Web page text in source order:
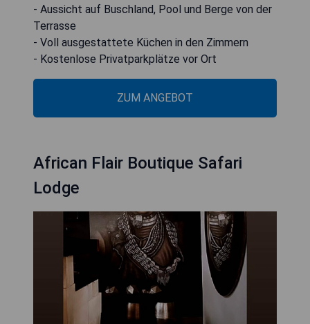
- Aussicht auf Buschland, Pool und Berge von der
Terrasse
- Voll ausgestattete Küchen in den Zimmern
- Kostenlose Privatparkplätze vor Ort
ZUM ANGEBOT
African Flair Boutique Safari
Lodge